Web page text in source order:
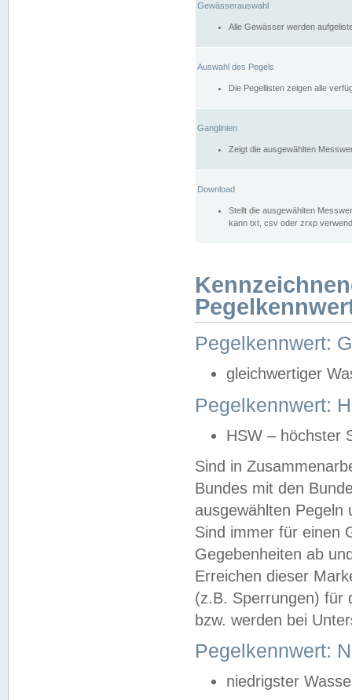
Gewässerauswahl
Alle Gewässer werden
Auswahl des Pegels
Die Pegellisten zeigen alle
Ganglinien
Zeigt die ausgewählten
Download
Stellt die ausgewählten
kann txt, csv oder zrxp
Pegelkennwert:
gleichwertiger
Pegelkennwert:
HSW – höchster
Sind in
Bundes mit den
ausgewählten
Sind immer für einen
Gegebenheiten ab
Erreichen dieser
(z.B. Sperrungen) für
bzw. werden bei
Pegelkennwert:
niedrigster